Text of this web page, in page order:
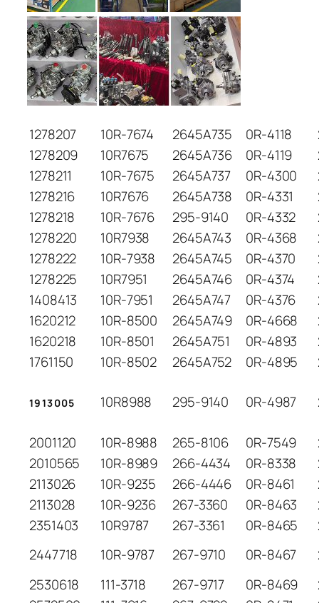
1278207 10R-7674 2645A735 0R-4118
1278209
10R7675 2645A736 0R-4119
1278211
10R-7675 2645A737 0R-4300
1278216
10R7676 2645A738 0R-4331
1278218
10R-7676 295-9140 0R-4332
1278220
10R7938 2645A743 0R-4368
1278222
10R-7938 2645A745 0R-4370
1278225
10R7951 2645A746 0R-4374
1408413
10R-7951 2645A747 0R-4376
1620212
10R-8500 2645A749 0R-4668
1620218
10R-8501 2645A751 0R-4893
1761150
10R-8502 2645A752 0R-4895
1913005 10R8988 295-9140 0R-4987
2001120 10R-8988 265-8106 0R-7549
2010565
10R-8989 266-4434 0R-8338
2113026
10R-9235 266-4446 0R-8461
2113028
10R-9236 267-3360 0R-8463
2351403
10R9787 267-3361 0R-8465
2447718
10R-9787 267-9710 0R-8467
2530618
111-3718 267-9717 0R-8469